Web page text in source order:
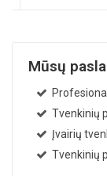
Mūsų
Tvenkinių
Įvairių
Tvenkinių